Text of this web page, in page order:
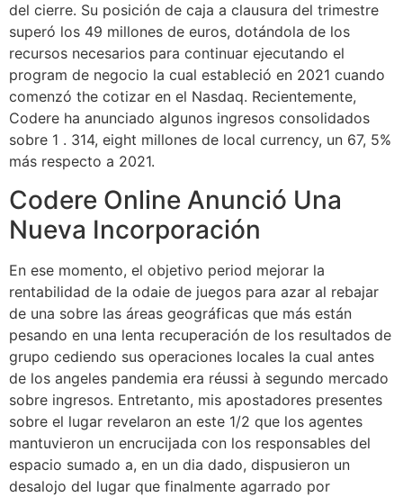
del cierre. Su posición de caja a clausura del trimestre
superó los 49 millones de euros, dotándola de los
recursos necesarios para continuar ejecutando el
program de negocio la cual estableció en 2021 cuando
comenzó the cotizar en el Nasdaq. Recientemente,
Codere ha anunciado algunos ingresos consolidados
sobre 1 . 314, eight millones de local currency, un 67, 5%
más respecto a 2021.
Codere Online Anunció Una
Nueva Incorporación
En ese momento, el objetivo period mejorar la
rentabilidad de la odaie de juegos para azar al rebajar
de una sobre las áreas geográficas que más están
pesando en una lenta recuperación de los resultados de
grupo cediendo sus operaciones locales la cual antes
de los angeles pandemia era réussi à segundo mercado
sobre ingresos. Entretanto, mis apostadores presentes
sobre el lugar revelaron an este 1/2 que los agentes
mantuvieron un encrucijada con los responsables del
espacio sumado a, en un dia dado, dispusieron un
desalojo del lugar que finalmente agarrado por